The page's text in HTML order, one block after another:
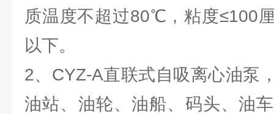
质温度不超过80℃，粘度≤100
以下。
2、CYZ-A直联式自吸离心油泵
油站、油轮、油船、码头、油